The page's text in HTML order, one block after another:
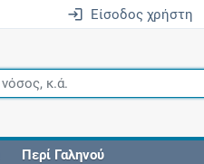
Είσοδος χρήστη
Περί Γαληνού